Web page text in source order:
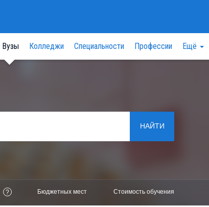
Вузы Колледжи Специальности Профессии Ещё
НАЙТИ
? Бюджетных мест Стоимость обучения